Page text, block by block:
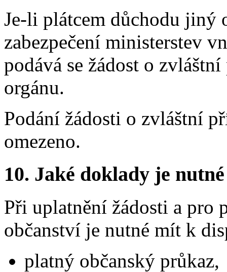
Je-li plátcem důchodu jiný
zabezpečení ministerstev
podává se žádost o
orgánu.
Podání žádosti o zvláštní
omezeno.
10. Jaké doklady je
Při uplatnění žádosti a pro
občanství je nutné mít k
platný občanský průkaz,